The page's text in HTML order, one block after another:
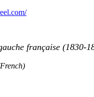
française (1830-